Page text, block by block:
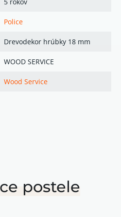
Police
Drevodekor hrúbky 18 mm
WOOD SERVICE
Wood Service
postele